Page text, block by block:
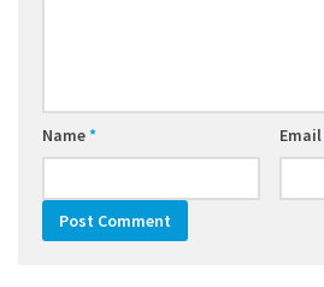
Name* Email